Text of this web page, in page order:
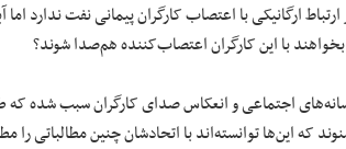
ارگانیکی با اعتصاب کارگران پیمانی نفت ندارد
با این کارگران اعتصاب‌کننده هم‌صدا شوند؟
اجتماعی و انعکاس صدای کارگران سبب شده که
که این‌ها توانسته‌اند با اتحادشان چنین مطالباتی را